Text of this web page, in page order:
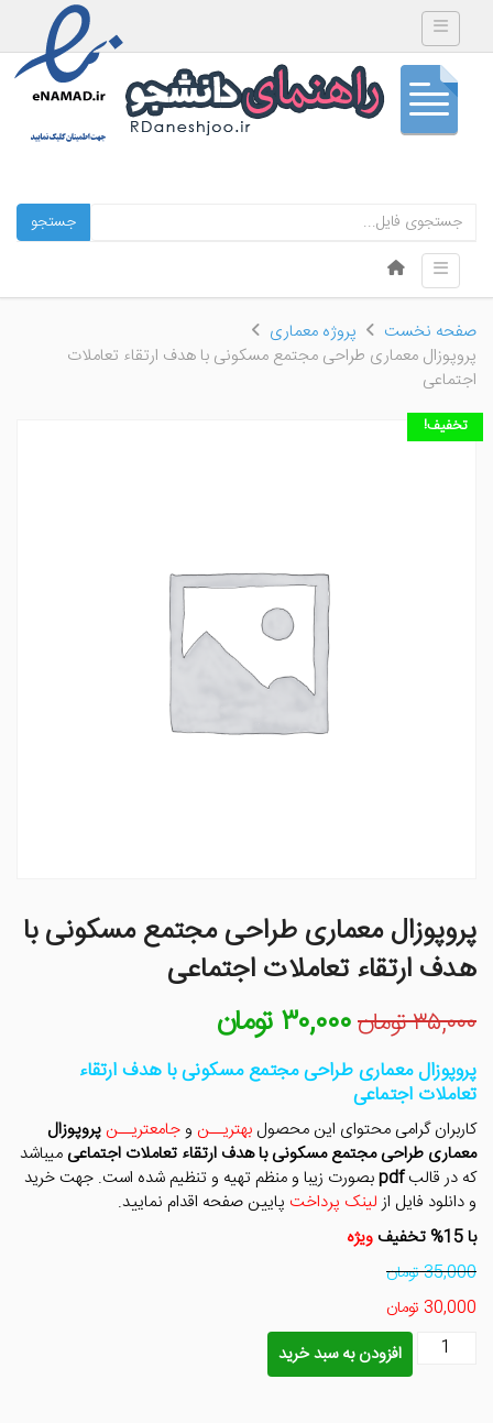
Toggle navigation
جستجو
Menu
Skip to content
Toggle navigation
صفحه نخست
پروژه معماری
پروپوزال معماری طراحی مجتمع مسکونی با هدف ارتقاء تعاملات
اجتماعی
تخفیف!
پروپوزال معماری طراحی مجتمع مسکونی با
هدف ارتقاء تعاملات اجتماعی
۳۵,۰۰۰تومانقیمت
اصلی
۳۵,۰۰۰ تومان
بود.
۳۰,۰۰۰تومان
۳۰,۰۰۰ تومان
است.
پروپوزال معماری طراحی مجتمع مسکونی با هدف ارتقاء
تعاملات اجتماعی
کاربران گرامی محتوای این محصول بهتریــن وجامعتریــن پروپوزال
معماری طراحی مجتمع مسکونی با هدف ارتقاء تعاملات اجتماعی میباشد
که در قالبpdf
بصورت زیبا و منظم تهیه و تنظیم شده است. جهت خرید
و دانلود فایل ازلینک پرداخت پایین صفحه اقدام نمایید.
با 15%
تخفیف ویژه
35,000 تومان
30,000 تومان
پروپوزال
افزودن به سبد خرید